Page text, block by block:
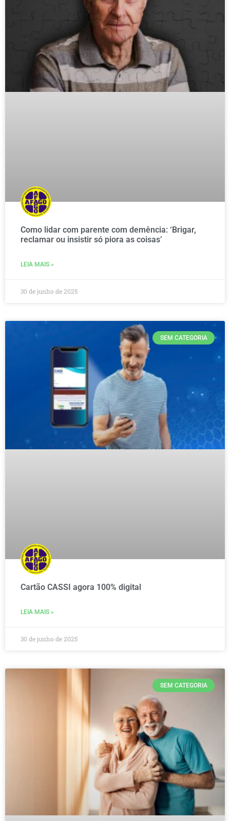
Como lidar com parente com demência: ‘Brigar,
reclamar ou insistir só piora as coisas’
LEIA MAIS »
30 de junho de 2025
SEM CATEGORIA
Cartão CASSI agora 100% digital
LEIA MAIS »
30 de junho de 2025
SEM CATEGORIA